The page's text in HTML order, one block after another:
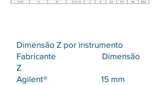
Dimensão Z por instrumento
Fabricante Dimensão
Z
Agilent® 15 mm